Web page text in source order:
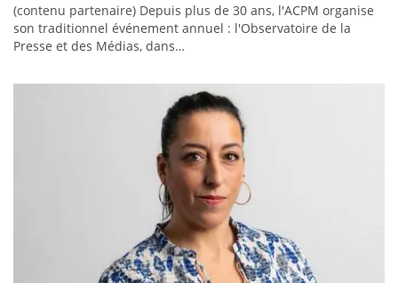
(contenu partenaire) Depuis plus de 30 ans, l'ACPM organise
son traditionnel événement annuel : l'Observatoire de la
Presse et des Médias, dans…